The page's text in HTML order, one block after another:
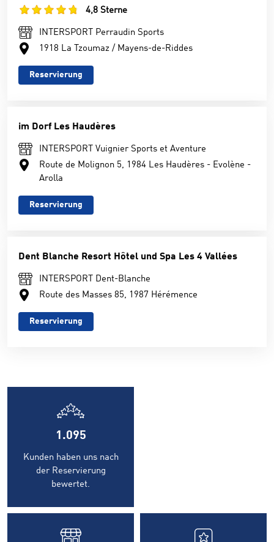
4,8 Sterne
INTERSPORT Perraudin Sports
1918 La Tzoumaz / Mayens-de-Riddes
Reservierung
im Dorf Les Haudères
INTERSPORT Vuignier Sports et Aventure
Route de Molignon 5, 1984 Les Haudères - Evolène -
Arolla
Reservierung
Dent Blanche Resort Hôtel und Spa Les 4 Vallées
INTERSPORT Dent-Blanche
Route des Masses 85, 1987 Hérémence
Reservierung
1.095
Kunden haben uns nach
der Reservierung
bewertet.